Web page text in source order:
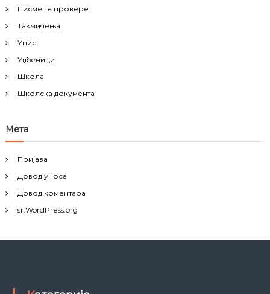
Писмене провере
Такмичења
Упис
Уџбеници
Школа
Школска документа
Мета
Пријава
Довод уноса
Довод коментара
sr.WordPress.org